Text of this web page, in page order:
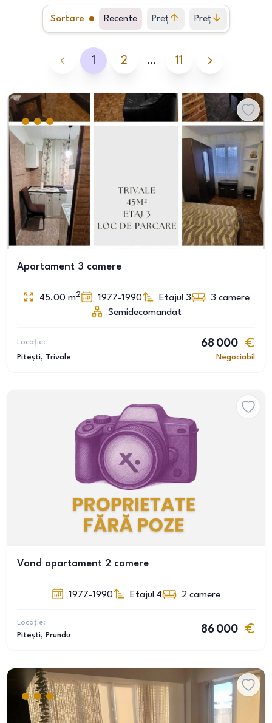
Sortare Recente Preț
crescător
Preț
descrescător
1 2 … 11
Apartament 3 camere
45.00 m2 1977-1990 Etajul 3 3 camere
Semidecomandat
Locație:
Pitești, Trivale
68 000
Negociabil
Vand apartament 2 camere
1977-1990 Etajul 4 2 camere
Locație:
Pitești, Prundu
86 000